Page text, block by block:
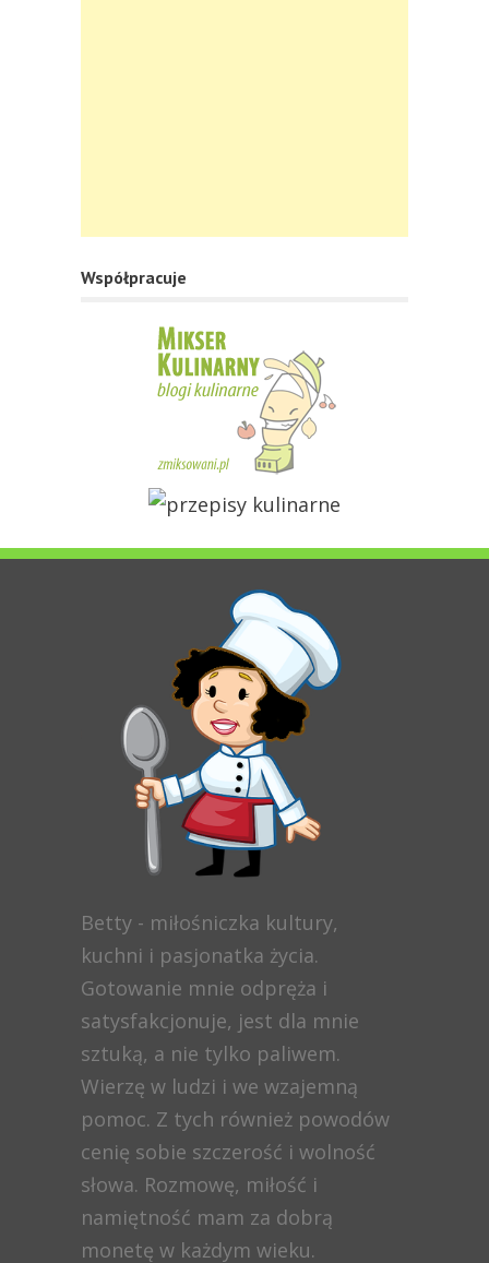
Współpracuje
Betty - miłośniczka kultury,
kuchni i pasjonatka życia.
Gotowanie mnie odpręża i
satysfakcjonuje, jest dla mnie
sztuką, a nie tylko paliwem.
Wierzę w ludzi i we wzajemną
pomoc. Z tych również powodów
cenię sobie szczerość i wolność
słowa. Rozmowę, miłość i
namiętność mam za dobrą
monetę w każdym wieku.